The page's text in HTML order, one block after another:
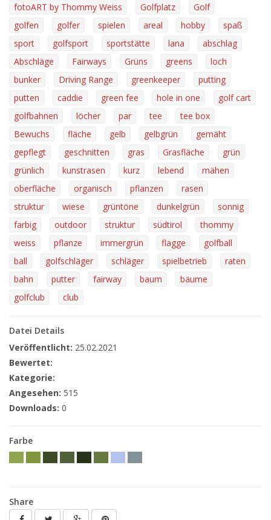
fotoART by Thommy Weiss
Golfplatz
Golf
golfen
golfer spielen areal hobby
spaß
sport
golfsport sportstätte lana
abschlag
Abschläge
Fairways Grüns greens
loch
bunker
Driving Range greenkeeper
putting
putten
caddie green fee hole in one
golf cart
golfbahnen
löcher par tee
tee box
Bewuchs
fläche gelb gelbgrün
gemäht
gepflegt
geschnitten gras Grasfläche
grün
grünlich
kunstrasen kurz lebend
mähen
oberfläche
organisch pflanzen
rasen
struktur
wiese grüntöne dunkelgrün
sonnig
farbig
outdoor struktur südtirol
thommy
weiss
pflanze immergrün flagge
golfball
ball
golfschläger schläger spielbetrieb
raten
bahn
putter fairway baum
bäume
golfclub
club
Datei Details
Veröffentlicht: 25.02.2021
Bewertet:
Kategorie:
Angesehen: 515
Downloads: 0
Farbe
Share